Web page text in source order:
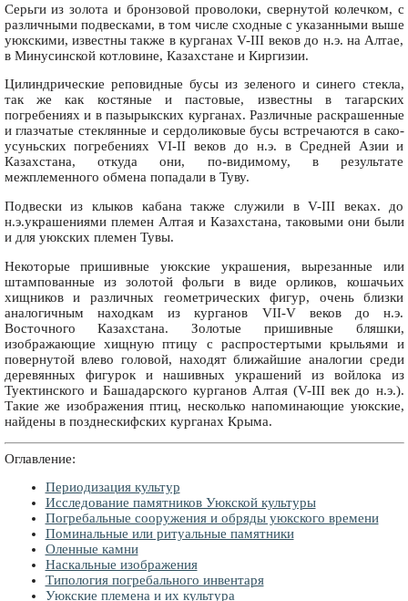
Серьги из золота и бронзовой проволоки, свернутой колечком, с
различными подвесками, в том числе сходные с указанными выше
уюкскими, известны также в курганах V-III веков до н.э. на Алтае,
в Минусинской котловине, Казахстане и Киргизии.
Цилиндрические реповидные бусы из зеленого и синего стекла,
так же как костяные и пастовые, известны в тагарских
погребениях и в пазырыкских курганах. Различные раскрашенные
и глазчатые стеклянные и сердоликовые бусы встречаются в сако-
усуньских погребениях VI-II веков до н.э. в Средней Азии и
Казахстана, откуда они, по-видимому, в результате
межплеменного обмена попадали в Туву.
Подвески из клыков кабана также служили в V-III веках. до
н.э.украшениями племен Алтая и Казахстана, таковыми они были
и для уюкских племен Тувы.
Некоторые пришивные уюкские украшения, вырезанные или
штампованные из золотой фольги в виде орликов, кошачьих
хищников и различных геометрических фигур, очень близки
аналогичным находкам из курганов VII-V веков до н.э.
Восточного Казахстана. Золотые пришивные бляшки,
изображающие хищную птицу с распростертыми крыльями и
повернутой влево головой, находят ближайшие аналогии среди
деревянных фигурок и нашивных украшений из войлока из
Туектинского и Башадарского курганов Алтая (V-III век до н.э.).
Такие же изображения птиц, несколько напоминающие уюкские,
найдены в позднескифских курганах Крыма.
Оглавление:
Периодизация культур
Исследование памятников Уюкской культуры
Погребальные сооружения и обряды уюкского времени
Поминальные или ритуальные памятники
Оленные камни
Наскальные изображения
Типология погребального инвентаря
Уюкские племена и их культура